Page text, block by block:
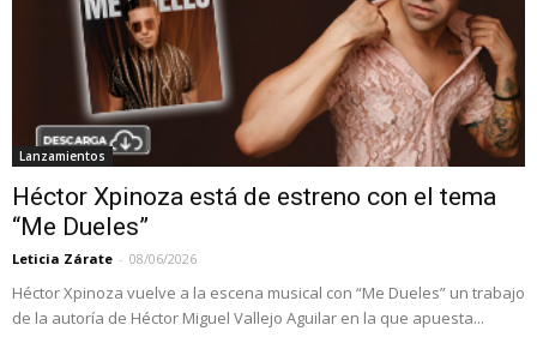
Lanzamientos
Héctor Xpinoza está de estreno con el tema
“Me Dueles”
Leticia Zárate - 08/06/2026
Héctor Xpinoza vuelve a la escena musical con “Me Dueles” un trabajo
de la autoría de Héctor Miguel Vallejo Aguilar en la que apuesta...